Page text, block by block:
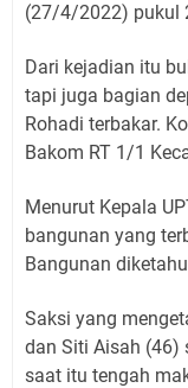
(27/4/2022) pukul
Dari kejadian itu
tapi juga bagian
Rohadi terbakar.
Bakom RT 1/1
Menurut Kepala
bangunan yang
Bangunan
Saksi yang
dan Siti Aisah (46)
saat itu tengah